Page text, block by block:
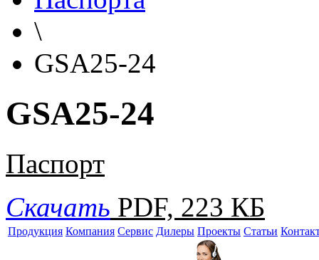
\
GSA25-24
GSA25-24
Паспорт
Скачать PDF, 223 КБ
Продукция Компания Сервис Дилеры Проекты Статьи